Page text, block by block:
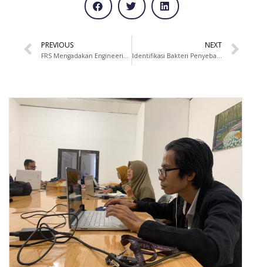
PREVIOUS
FRS Mengadakan Engineering Sharing Session dengan KOMINFO RI dan PLN Sumbawa Barat
NEXT
Identifikasi Bakteri Penyebab Penyakit pada Lobster Tangkapan Alam dan Budidaya di Sumbawa